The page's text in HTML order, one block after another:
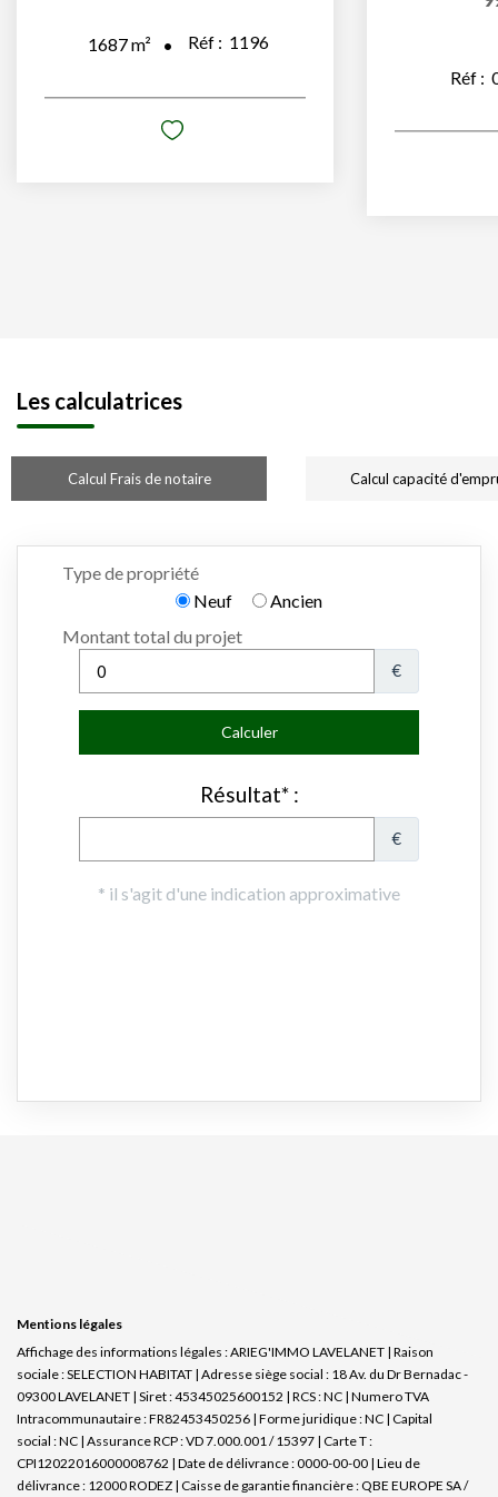
1687m² Réf : 1196
Réf :
Les calculatrices
Calcul Frais de notaire Calcul capacité
Mentions légales
Affichage des informations légales : ARIEG'IMMO LAVELANET | Raison
sociale : SELECTION HABITAT | Adresse siège social : 18 Av. du Dr Bernadac -
09300 LAVELANET | Siret : 45345025600152 | RCS : NC | Numero TVA
Intracommunautaire : FR82453450256 | Forme juridique : NC | Capital
social : NC | Assurance RCP : VD 7.000.001 / 15397 | Carte T :
CPI12022016000008762 | Date de délivrance : 0000-00-00 | Lieu de
délivrance : 12000 RODEZ | Caisse de garantie financière : QBE EUROPE SA /